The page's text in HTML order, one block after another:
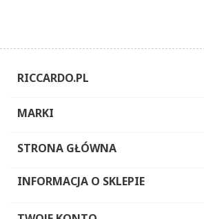
RICCARDO.PL
MARKI
STRONA GŁÓWNA
INFORMACJA O SKLEPIE